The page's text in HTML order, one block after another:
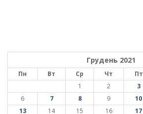
Грудень 2021
Пн Вт Ср Чт Пт
1
2 3
6
7 8 9 10
13
14 15 16 17